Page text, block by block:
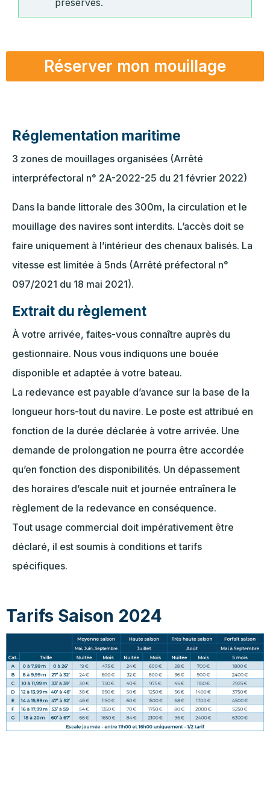
préservés.
Réserver mon mouillage
Réglementation maritime
3 zones de mouillages organisées (Arrêté
interpréfectoral n° 2A-2022-25 du 21 février 2022)
Dans la bande littorale des 300m, la circulation et le
mouillage des navires sont interdits. L’accès doit se
faire uniquement à l’intérieur des chenaux balisés. La
vitesse est limitée à 5nds (Arrêté préfectoral n°
097/2021 du 18 mai 2021).
Extrait du règlement
À votre arrivée, faites-vous connaître auprès du
gestionnaire. Nous vous indiquons une bouée
disponible et adaptée à votre bateau.
La redevance est payable d’avance sur la base de la
longueur hors-tout du navire. Le poste est attribué en
fonction de la durée déclarée à votre arrivée. Une
demande de prolongation ne pourra être accordée
qu’en fonction des disponibilités. Un dépassement
des horaires d’escale nuit et journée entraînera le
règlement de la redevance en conséquence.
Tout usage commercial doit impérativement être
déclaré, il est soumis à conditions et tarifs
spécifiques.
Tarifs Saison 2024